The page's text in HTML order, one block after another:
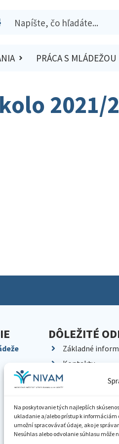
Na poskytovanie tých najlepších
ukladanie a/alebo prístup k
umožní spracovávať údaje, ako je
Nesúhlas alebo odvolanie súhlasu
PRÁCA S MLÁDEŽOU
2021/
DÔLEŽITÉ
Základné
Kontakty
Kariéra
Pracoviská
Dokumenty
Knižnica